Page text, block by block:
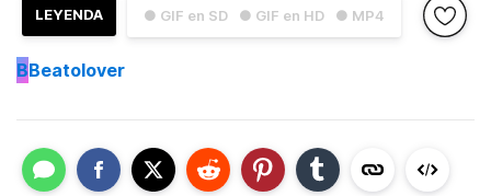
● GIF en SD ● GIF en HD ● MP4
LEYENDA
BBeatolover